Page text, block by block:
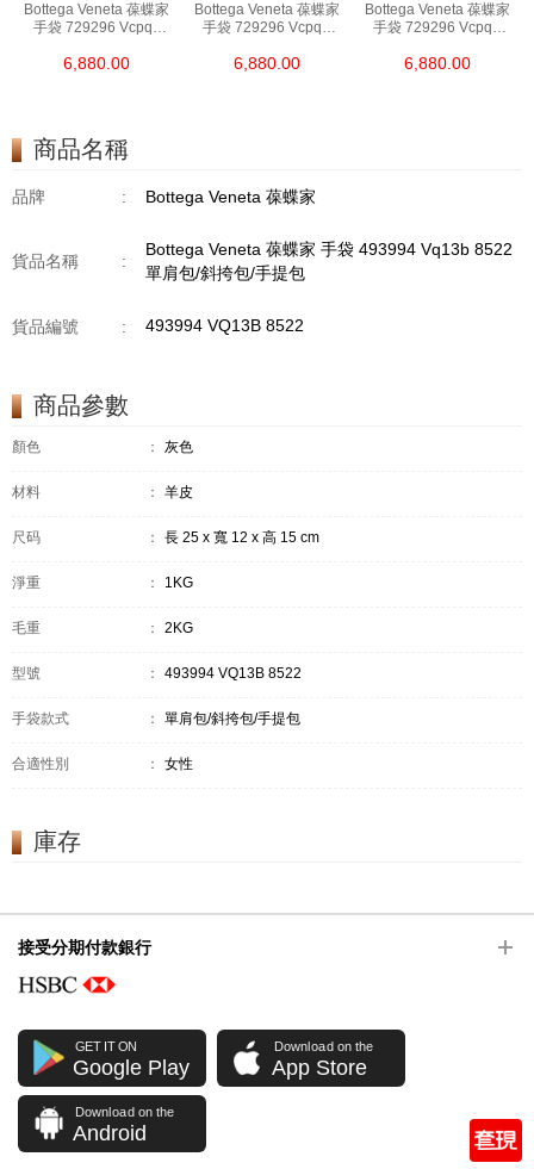
Bottega Veneta 葆蝶家
手袋 729296 Vcpq3
6,880.00
Bottega Veneta 葆蝶家
手袋 729296 Vcpq3
6,880.00
Bottega Veneta 葆蝶家
手袋 729296 Vcpq3
6,880.00
商品名稱
品牌 : Bottega Veneta 葆蝶家
貨品名稱 :
Bottega Veneta 葆蝶家 手袋 493994 Vq13b 8522
單肩包/斜挎包/手提包
貨品編號 : 493994 VQ13B 8522
商品參數
顏色 ： 灰色
材料 ： 羊皮
尺码 ： 長 25 x 寬 12 x 高 15 cm
淨重 ： 1KG
毛重 ： 2KG
型號 ： 493994 VQ13B 8522
手袋款式 ： 單肩包/斜挎包/手提包
合適性別 ： 女性
庫存
接受分期付款銀行
GET IT ON
Google Play
Download on the
App Store
Download on the
Android